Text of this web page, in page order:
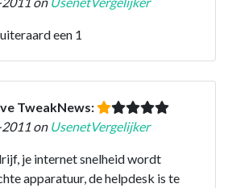
een 1
TweakNews:
on UsenetVergelijker
je internet snelheid wordt
apparatuur, de helpdesk is te